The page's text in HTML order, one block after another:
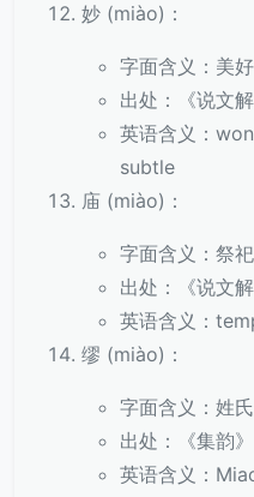
妙 (miào)：
字面含义：美
出处：《说文
英语含义：
subtle
庙 (miào)：
字面含义：祭
出处：《说文
英语含义：
缪 (miào)：
字面含义：姓
出处：《集韵
英语含义：